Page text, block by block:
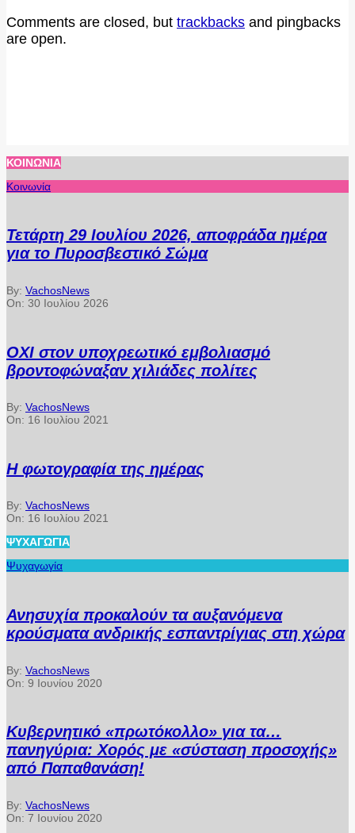
Comments are closed, but trackbacks and pingbacks
are open.
ΚΟΙΝΩΝΊΑ
Κοινωνία
Τετάρτη 29 Ιουλίου 2026, αποφράδα ημέρα
για το Πυροσβεστικό Σώμα
By: VachosNews
On: 30 Ιουλίου 2026
ΟΧΙ στον υποχρεωτικό εμβολιασμό
βροντοφώναξαν χιλιάδες πολίτες
By: VachosNews
On: 16 Ιουλίου 2021
Η φωτογραφία της ημέρας
By: VachosNews
On: 16 Ιουλίου 2021
ΨΥΧΑΓΩΓΊΑ
Ψυχαγωγία
Ανησυχία προκαλούν τα αυξανόμενα
κρούσματα ανδρικής εσπαντρίγιας στη χώρα
By: VachosNews
On: 9 Ιουνίου 2020
Κυβερνητικό «πρωτόκολλο» για τα…
πανηγύρια: Χορός με «σύσταση προσοχής»
από Παπαθανάση!
By: VachosNews
On: 7 Ιουνίου 2020